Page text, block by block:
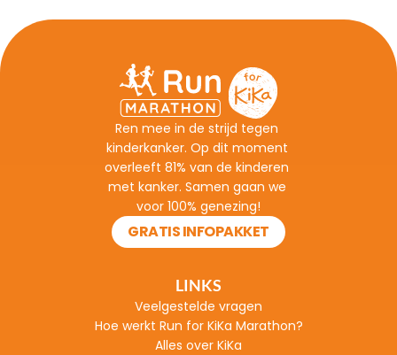
Ren mee in de strijd tegen
kinderkanker. Op dit moment
overleeft 81% van de kinderen
met kanker. Samen gaan we
voor 100% genezing!
GRATIS INFOPAKKET
LINKS
Veelgestelde vragen
Hoe werkt Run for KiKa Marathon?
Alles over KiKa